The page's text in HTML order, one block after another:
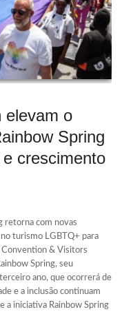
elevam o
Spring
crescimento
retorna com novas
turismo LGBTQ+ para
Convention & Visitors
Spring, seu
ano, que ocorrerá de
e a inclusão continuam
a iniciativa Rainbow Spring